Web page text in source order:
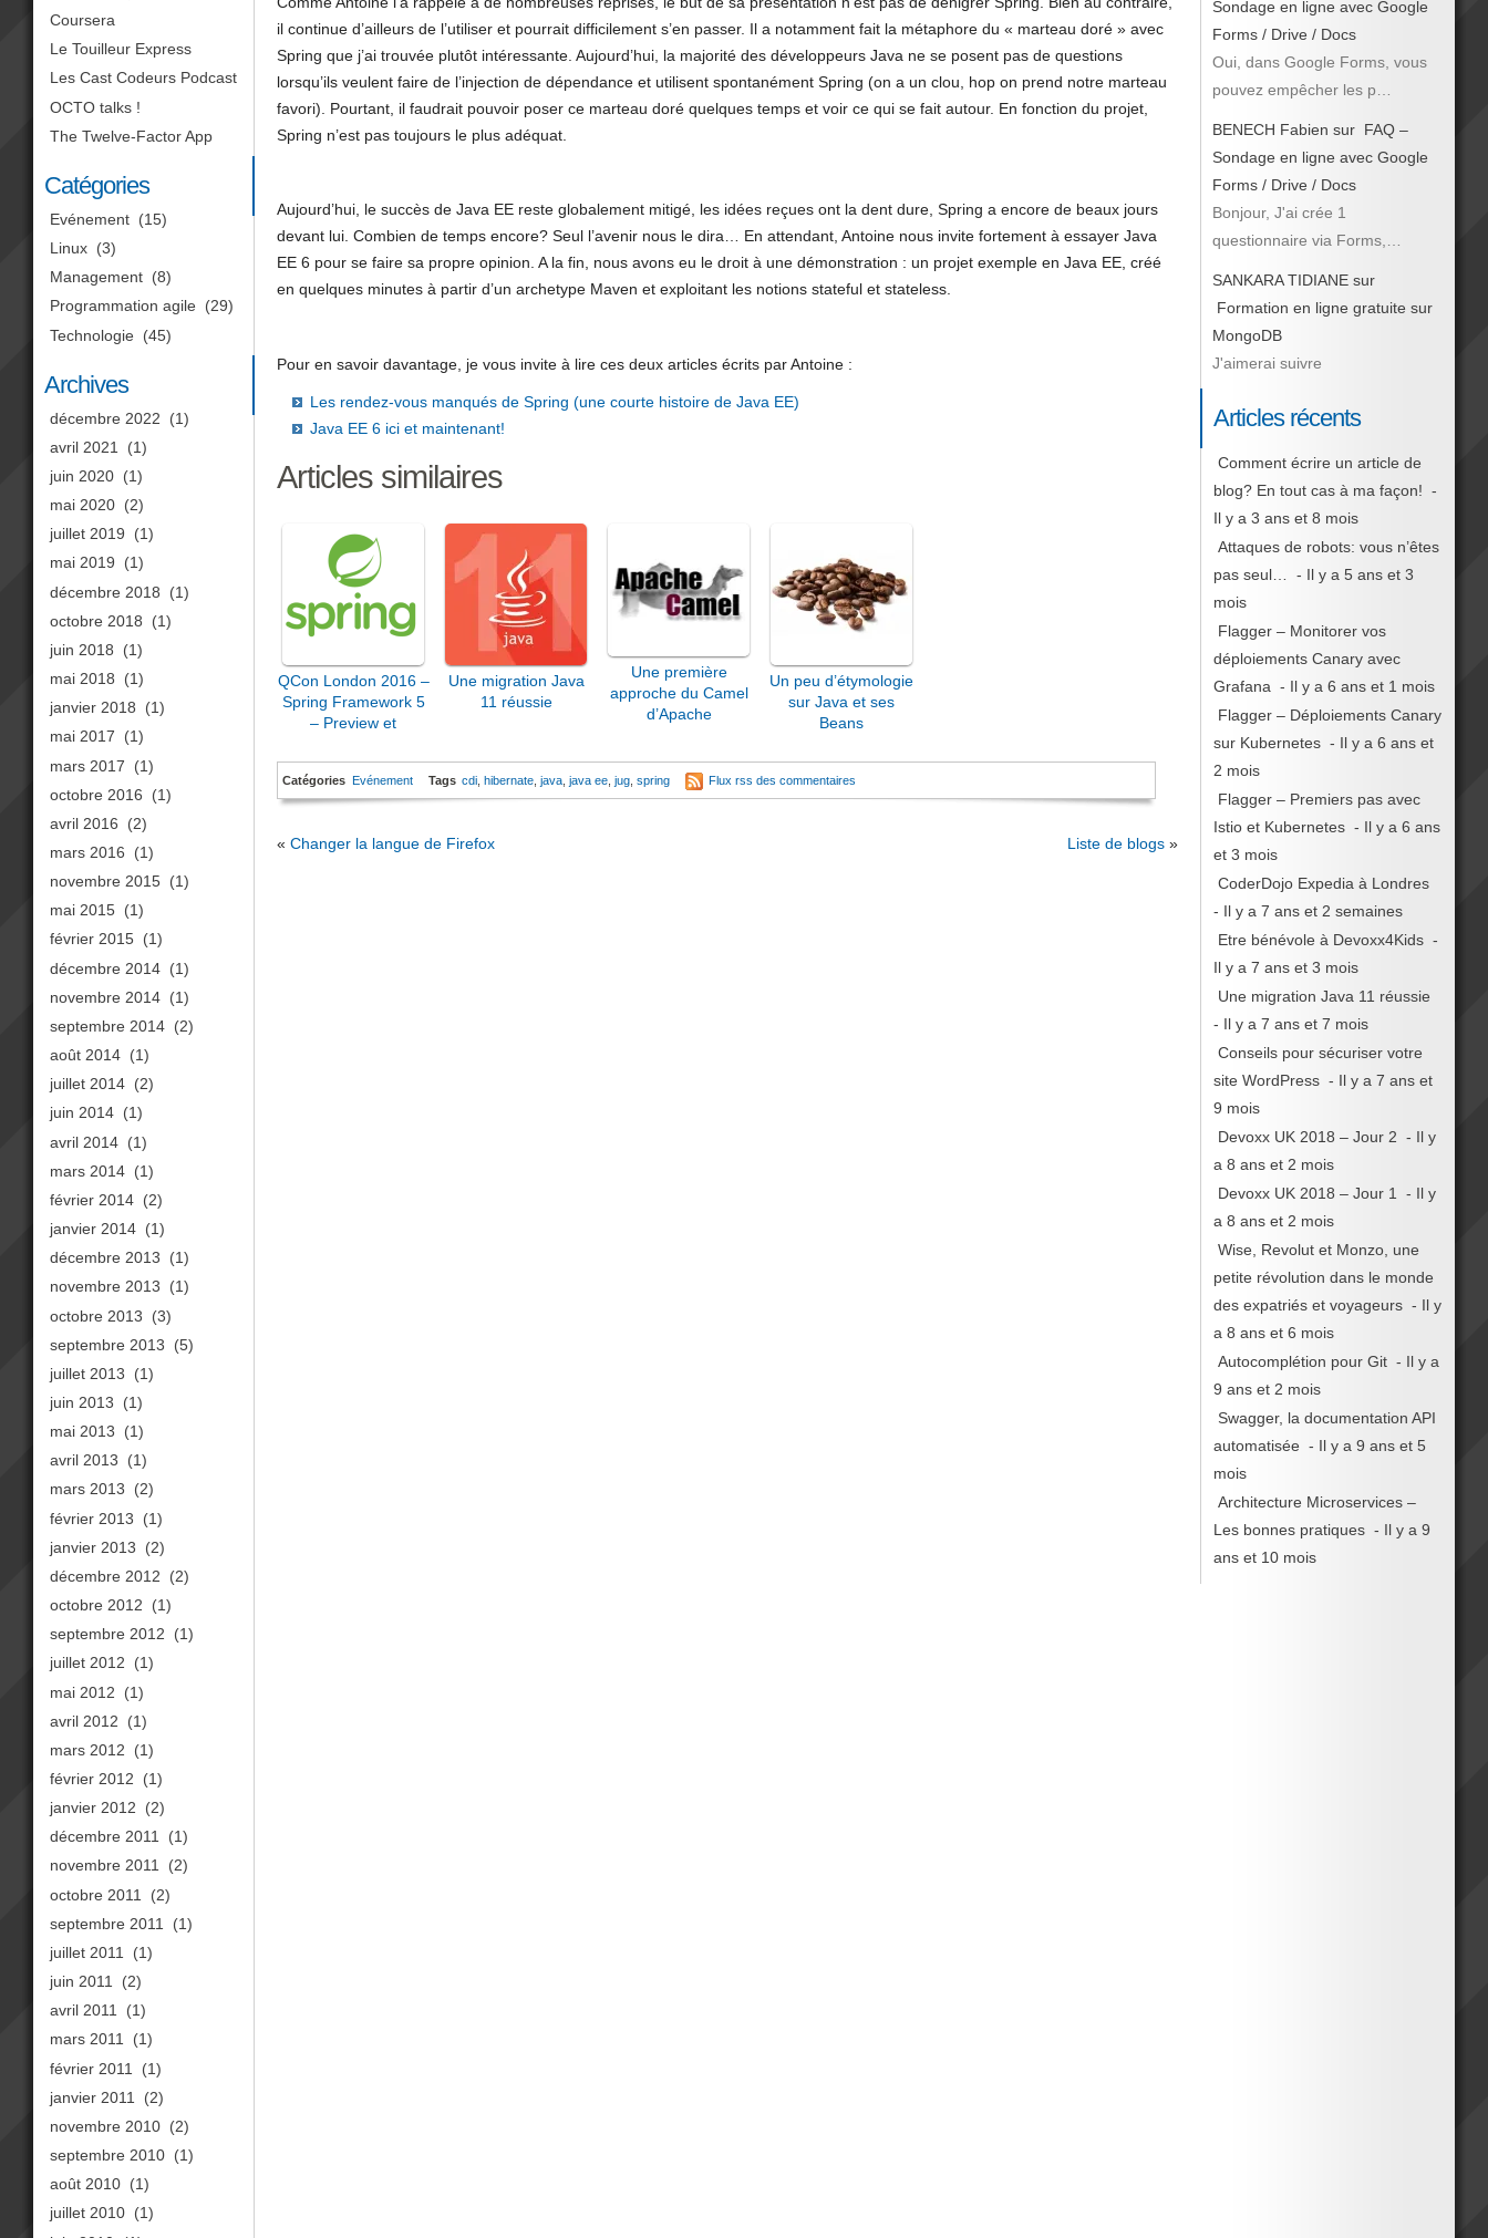
il continue d’ailleurs de l’utiliser et pourrait difficilement s’en passer. Il a notamment fait la métaphore du « marteau doré » avec
Spring que j’ai trouvée plutôt intéressante. Aujourd’hui, la majorité des développeurs Java ne se posent pas de questions
lorsqu’ils veulent faire de l’injection de dépendance et utilisent spontanément Spring (on a un clou, hop on prend notre marteau
favori). Pourtant, il faudrait pouvoir poser ce marteau doré quelques temps et voir ce qui se fait autour. En fonction du projet,
Spring n’est pas toujours le plus adéquat.
Aujourd’hui, le succès de Java EE reste globalement mitigé, les idées reçues ont la dent dure, Spring a encore de beaux jours
devant lui. Combien de temps encore? Seul l’avenir nous le dira… En attendant, Antoine nous invite fortement à essayer Java
EE 6 pour se faire sa propre opinion. A la fin, nous avons eu le droit à une démonstration : un projet exemple en Java EE, créé
en quelques minutes à partir d’un archetype Maven et exploitant les notions stateful et stateless.
Pour en savoir davantage, je vous invite à lire ces deux articles écrits par Antoine :
Les rendez-vous manqués de Spring (une courte histoire de Java EE)
Java EE 6 ici et maintenant!
Articles similaires
QCon London 2016 –
Spring Framework 5
– Preview et
Une migration Java
11 réussie
Une première
approche du Camel
d’Apache
Un peu d’étymologie
sur Java et ses
Beans
Catégories Evénement Tags cdi ,hibernate ,java ,java ee ,jug ,spring Flux rss des commentaires
«Changer la langue de Firefox Liste de blogs»
Sondage en ligne avec Google
Forms / Drive / Docs
Oui, dans Google Forms, vous
pouvez empêcher les p…
BENECH Fabien sur FAQ –
Sondage en ligne avec Google
Forms / Drive / Docs
Bonjour, J'ai crée 1
questionnaire via Forms,…
SANKARA TIDIANE sur
Formation en ligne gratuite sur
MongoDB
J'aimerai suivre
Articles récents
Comment écrire un article de
blog? En tout cas à ma façon! -
Il y a 3 ans et 8 mois
Attaques de robots: vous n’êtes
pas seul…
- Il y a 5 ans et 3
mois
Flagger – Monitorer vos
déploiements Canary avec
Grafana - Il y a 6 ans et 1 mois
Flagger – Déploiements Canary
sur Kubernetes - Il y a 6 ans et
2 mois
Flagger – Premiers pas avec
Istio et Kubernetes - Il y a 6 ans
et 3 mois
CoderDojo Expedia à Londres
- Il y a 7 ans et 2 semaines
Etre bénévole à Devoxx4Kids -
Il y a 7 ans et 3 mois
Une migration Java 11 réussie
- Il y a 7 ans et 7 mois
Conseils pour sécuriser votre
site WordPress - Il y a 7 ans et
9 mois
Devoxx UK 2018 – Jour 2 - Il y
a 8 ans et 2 mois
Devoxx UK 2018 – Jour 1
- Il y
a 8 ans et 2 mois
Wise, Revolut et Monzo, une
petite révolution dans le monde
des expatriés et voyageurs - Il y
a 8 ans et 6 mois
Autocomplétion pour Git - Il y a
9 ans et 2 mois
Swagger, la documentation API
automatisée - Il y a 9 ans et 5
mois
Architecture Microservices –
Les bonnes pratiques - Il y a 9
ans et 10 mois
Coursera
Le Touilleur Express
Les Cast Codeurs Podcast
OCTO talks !
The Twelve-Factor App
Catégories
Evénement (15)
Linux (3)
Management (8)
Programmation agile (29)
Technologie (45)
Archives
décembre 2022
(1)
avril 2021
(1)
juin 2020 (1)
mai 2020 (2)
juillet 2019
(1)
mai 2019
(1)
décembre 2018
(1)
octobre 2018
(1)
juin 2018
(1)
mai 2018
(1)
janvier 2018
(1)
mai 2017
(1)
mars 2017
(1)
octobre 2016
(1)
avril 2016
(2)
mars 2016
(1)
novembre 2015 (1)
mai 2015 (1)
février 2015 (1)
décembre 2014 (1)
novembre 2014 (1)
septembre 2014 (2)
août 2014 (1)
juillet 2014 (2)
juin 2014 (1)
avril 2014 (1)
mars 2014 (1)
février 2014 (2)
janvier 2014 (1)
décembre 2013
(1)
novembre 2013
(1)
octobre 2013
(3)
septembre 2013
(5)
juillet 2013
(1)
juin 2013
(1)
mai 2013
(1)
avril 2013
(1)
mars 2013
(2)
février 2013
(1)
janvier 2013
(2)
décembre 2012
(2)
octobre 2012
(1)
septembre 2012
(1)
juillet 2012
(1)
mai 2012
(1)
avril 2012
(1)
mars 2012
(1)
février 2012
(1)
janvier 2012
(2)
décembre 2011
(1)
novembre 2011
(2)
octobre 2011
(2)
septembre 2011
(1)
juillet 2011
(1)
juin 2011
(2)
avril 2011
(1)
mars 2011
(1)
février 2011
(1)
janvier 2011
(2)
novembre 2010 (2)
septembre 2010 (1)
août 2010 (1)
juillet 2010 (1)